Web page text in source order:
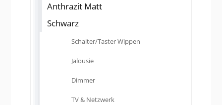
Anthrazit Matt
Schwarz
Schalter/Taster Wippen
Jalousie
Dimmer
TV & Netzwerk